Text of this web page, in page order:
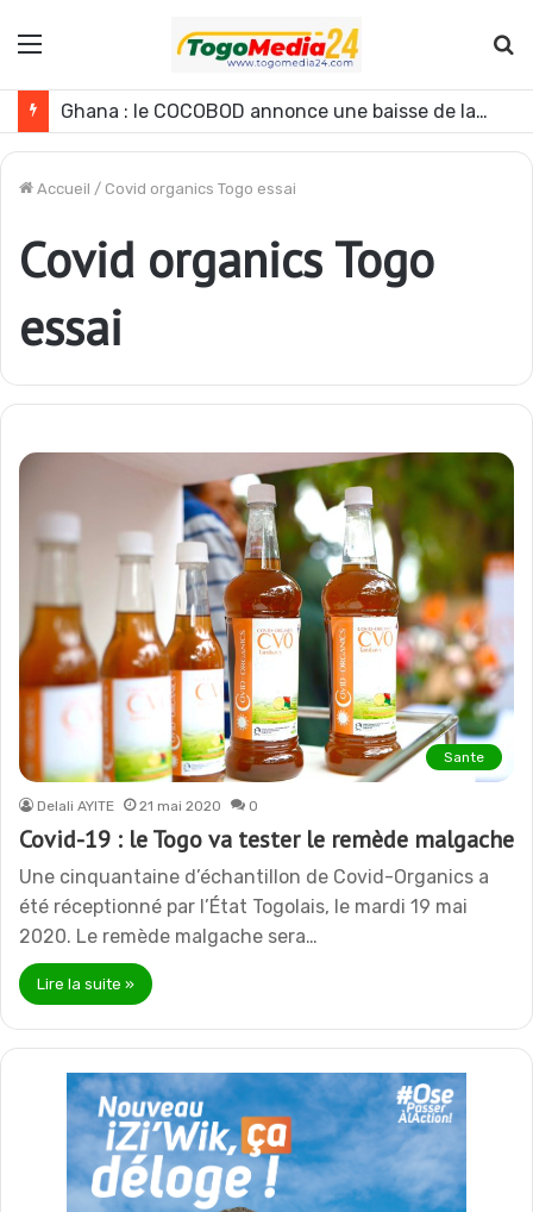
Menu
Ghana : le COCOBOD annonce une baisse de la production de cacao pour la campagne 2026-2027
Accueil / Covid organics Togo essai
Covid organics Togo
essai
Sante
Delali AYITE 21 mai 2020 0
Covid-19 : le Togo va tester le remède malgache
Une cinquantaine d’échantillon de Covid-Organics a
été réceptionné par l’État Togolais, le mardi 19 mai
2020. Le remède malgache sera…
Lire la suite »